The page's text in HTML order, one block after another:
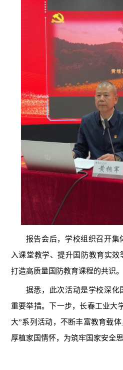
报告会后，学校组织召开集
入课堂教学、提升国防教育实
打造高质量国防教育课程的共识。
据悉，此次活动是学校深化
重要举措。下一步，长春工业大
大”系列活动，不断丰富教育载
厚植家国情怀，为筑牢国家安全